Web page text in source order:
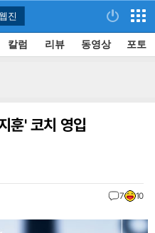
웹진
칼럼 리뷰 동영상 포토
훈' 코치 영입
7 10